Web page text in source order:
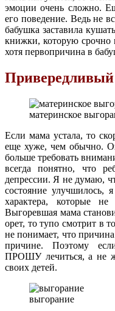
эмоции очень сложно.
его поведение. Ведь не
бабушка заставила
книжки, которую срочно
хотя первопричина в
материнское
Если мама устала, то
еще хуже, чем обычно.
больше требовать
всегда понятно, что
депрессии. Я не думаю,
состояние улучшилось,
характера, которые
Выгоревшая мама
орет, то тупо смотрит в
не понимает, что
причине. Поэтому
ПРОШУ лечиться, а не
своих детей.
выгорание